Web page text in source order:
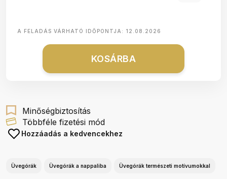
A FELADÁS VÁRHATÓ IDŐPONTJA: 12.08.2026
KOSÁRBA
Minőségbiztosítás
Többféle fizetési mód
Hozzáadás a kedvencekhez
Üvegórák Üvegórák a nappaliba Üvegórák természeti motívumokkal